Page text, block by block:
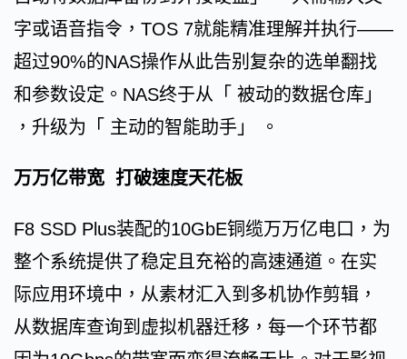
字或语音指令，TOS 7就能精准理解并执行——
超过90%的NAS操作从此告别复杂的选单翻找
和参数设定。NAS终于从「 被动的数据仓库」
，升级为「 主动的智能助手」 。
万万亿带宽 打破速度天花板
F8 SSD Plus装配的10GbE铜缆万万亿电口，为
整个系统提供了稳定且充裕的高速通道。在实
际应用环境中，从素材汇入到多机协作剪辑，
从数据库查询到虚拟机器迁移，每一个环节都